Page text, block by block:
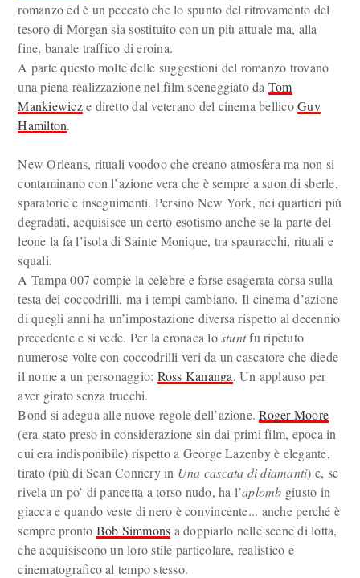
romanzo ed è un peccato che lo spunto del ritrovamento del
tesoro di Morgan sia sostituito con un più attuale ma, alla
fine, banale traffico di eroina.
A parte questo molte delle suggestioni del romanzo trovano
una piena realizzazione nel film sceneggiato da Tom
Mankiewicze diretto dal veterano del cinema bellicoGuy
Hamilton.
New Orleans, rituali voodoo che creano atmosfera ma non si
contaminano con l’azione vera che è sempre a suon di sberle,
sparatorie e inseguimenti. Persino New York, nei quartieri più
degradati, acquisisce un certo esotismo anche se la parte del
leone la fa l’isola di Sainte Monique, tra spauracchi, rituali e
squali.
A Tampa 007 compie la celebre e forse esagerata corsa sulla
testa dei coccodrilli, ma i tempi cambiano. Il cinema d’azione
di quegli anni ha un’impostazione diversa rispetto al decennio
precedente e si vede. Per la cronaca lostuntfu ripetuto
numerose volte con coccodrilli veri da un cascatore che diede
il nome a un personaggio: Ross Kananga. Un applauso per
aver girato senza trucchi.
Bond si adegua alle nuove regole dell’azione.Roger Moore
(era stato preso in considerazione sin dai primi film, epoca in
cui era indisponibile) rispetto a George Lazenby è elegante,
tirato (più di Sean Connery in Una cascata di diamanti) e, se
rivela un po’ di pancetta a torso nudo, ha l’aplomb giusto in
giacca e quando veste di nero è convincente... anche perché è
sempre pronto Bob Simmons a doppiarlo nelle scene di lotta,
che acquisiscono un loro stile particolare, realistico e
cinematografico al tempo stesso.